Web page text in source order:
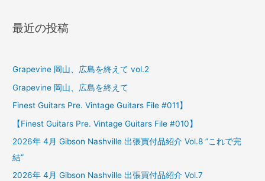
最近の投稿
Grapevine 岡山、広島を終えて vol.2
Grapevine 岡山、広島を終えて
Finest Guitars Pre. Vintage Guitars File #011】
【Finest Guitars Pre. Vintage Guitars File #010】
2026年 4月 Gibson Nashville 出張買付品紹介 Vol.8 ”これで完
結”
2026年 4月 Gibson Nashville 出張買付品紹介 Vol.7